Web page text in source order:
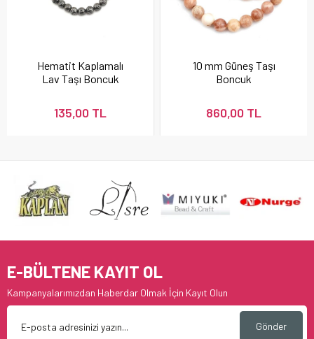
Hematit Kaplamalı
Lav Taşı Boncuk
135,00 TL
10 mm Güneş Taşı
Boncuk
860,00 TL
E-BÜLTENE KAYIT OL
Kampanyalarımızdan Haberdar Olmak İçin Kayıt Olun
Gönder